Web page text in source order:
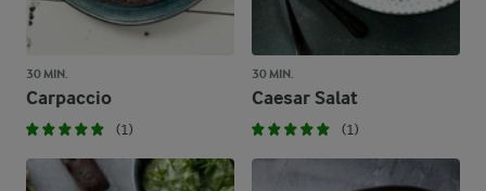
30 MIN.
Carpaccio
(1)
30 MIN.
Caesar Salat
(1)